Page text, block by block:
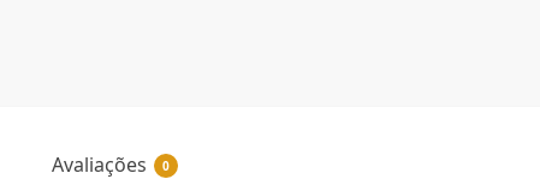
Avaliações 0